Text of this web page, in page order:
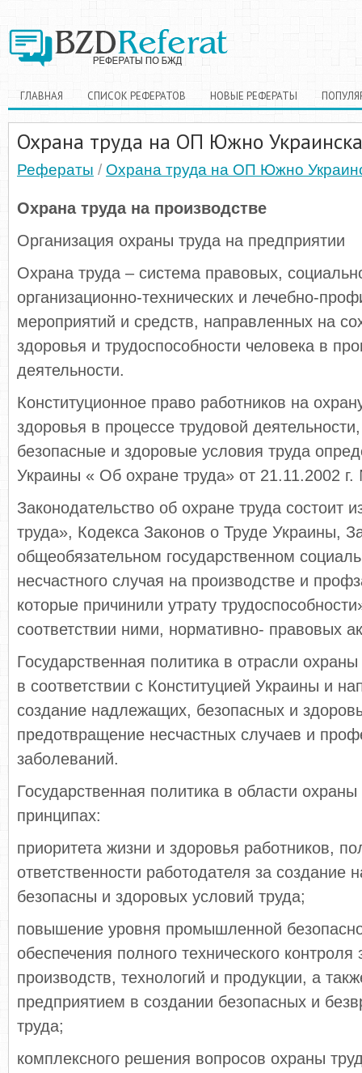
ГЛАВНАЯ СПИСОК РЕФЕРАТОВ НОВЫЕ РЕФЕРАТЫ
Охрана труда на ОП Южно
Рефераты / Охрана труда на ОП Южно
Охрана труда на производстве
Организация охраны труда на предприятии
Охрана труда – система правовых,
организационно-технических и лечебно-
мероприятий и средств, направленных на
здоровья и трудоспособности человека в
деятельности.
Конституционное право работников на
здоровья в процессе трудовой
безопасные и здоровые условия труда
Украины « Об охране труда» от 21.11.2002
Законодательство об охране труда состоит
труда», Кодекса Законов о Труде Украины,
общеобязательном государственном
несчастного случая на производстве и
которые причинили утрату
соответствии ними, нормативно- правовых
Государственная политика в отрасли
в соответствии с Конституцией Украины и
создание надлежащих, безопасных и
предотвращение несчастных случаев и
заболеваний.
Государственная политика в области охраны
принципах:
приоритета жизни и здоровья работников,
ответственности работодателя за создание
безопасны и здоровых условий труда;
повышение уровня промышленной
обеспечения полного технического контроля
производств, технологий и продукции, а
предприятием в создании безопасных и
труда;
комплексного решения вопросов охраны